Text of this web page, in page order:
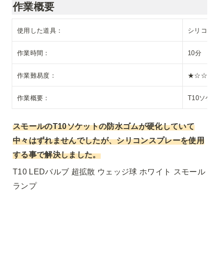
作業概要
使用した道具： シリコン
作業時間： 10分
作業難易度：
作業概要： T10ソケ
スモールのT10ソケットの防水ゴムが硬化していて
中々はずれませんでしたが、シリコンスプレーを使用
する事で解決しました。
T10 LEDバルブ 超拡散 ウェッジ球 ホワイト スモール
ランプ